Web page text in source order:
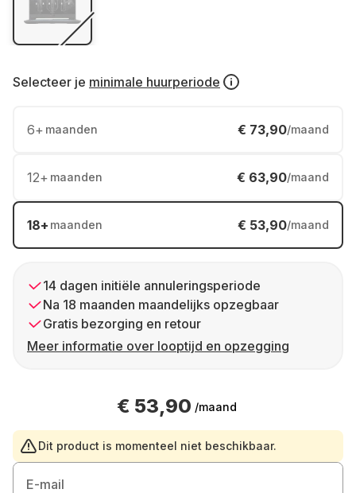
Selecteer je minimale huurperiode
6+ maanden € 73,90/maand
12+ maanden € 63,90/maand
18+ maanden € 53,90/maand
14 dagen initiële annuleringsperiode
Na 18 maanden maandelijks opzegbaar
Gratis bezorging en retour
Meer informatie over looptijd en opzegging
€ 53,90 /maand
Dit product is momenteel niet beschikbaar.
E-mail